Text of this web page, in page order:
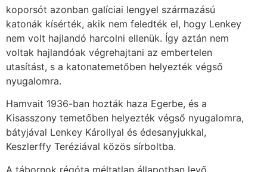
koporsót azonban galíciai lengyel származású
katonák kísérték, akik nem feledték el, hogy Lenkey
nem volt hajlandó harcolni ellenük. Így aztán nem
voltak hajlandóak végrehajtani az embertelen
utasítást, s a katonatemetőben helyezték végső
nyugalomra.
Hamvait 1936-ban hozták haza Egerbe, és a
Kisasszony temetőben helyezték végső nyugalomra,
bátyjával Lenkey Károllyal és édesanyjukkal,
Keszlerffy Teréziával közös sírboltba.
A tábornok régóta méltatlan állapotban levő